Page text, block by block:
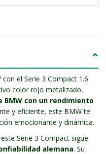
el Serie 3 Compact 1.6.
color rojo metalizado,
con un rendimiento
y eficiente, este BMW te
emocionante y dinámica.
Serie 3 Compact sigue
alemana. Su